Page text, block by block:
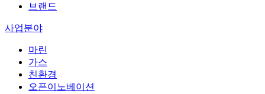
브랜드
사업분야
마린
가스
친환경
오픈이노베이션